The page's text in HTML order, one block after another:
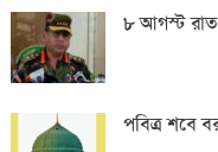
৮ আগস্ট রাত
পবিত্র শবে